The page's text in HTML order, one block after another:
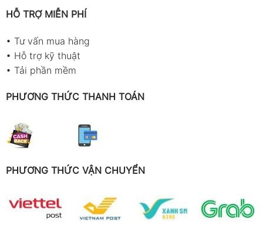
HỖ TRỢ MIỄN PHÍ
• Tư vấn mua hàng
• Hỗ trợ kỹ thuật
• Tải phần mềm
PHƯƠNG THỨC THANH TOÁN
PHƯƠNG THỨC VẬN CHUYỂN